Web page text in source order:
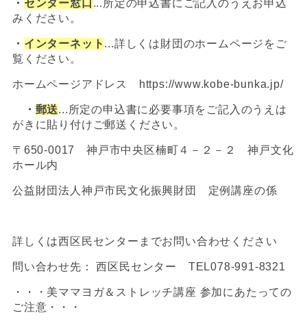
・ センター窓口 ...所定の申込書にご記入のうえお申込
みください。
・ インターネット ...詳しくは財団のホームページをご
覧ください。
ホームページアドレス https://www.kobe-bunka.jp/
・ 郵送...所定の申込書に必要事項をご記入のうえは
がきに貼り付けご郵送ください。
〒650-0017 神戸市中央区楠町４－２－２ 神戸文化
ホール内
公益財団法人神戸市民文化振興財団 定例講座の係
詳しくは西区民センターまでお問い合わせください
問い合わせ先： 西区民センター TEL078-991-8321
・・・美ママヨガ＆ストレッチ講座 参加にあたっての
ご注意・・・